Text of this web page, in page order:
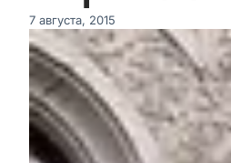
7 августа, 2015